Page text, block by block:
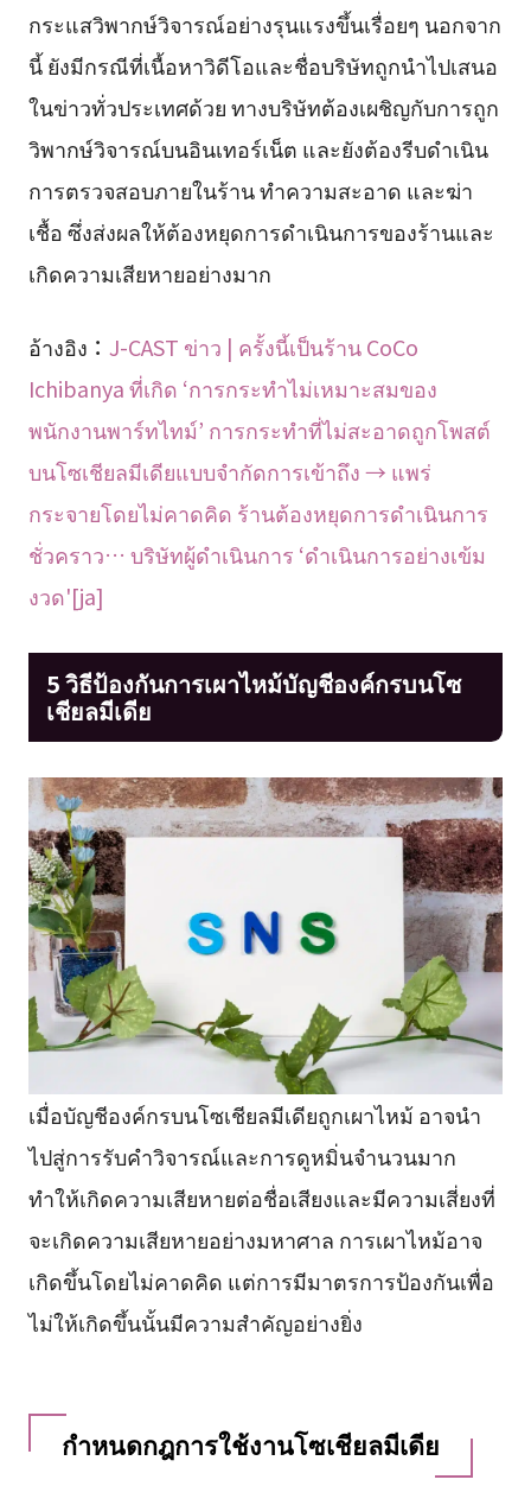
กระแสวิพากษ์วิจารณ์อย่างรุนแรงขึ้นเรื่อยๆ นอกจาก
นี้ ยังมีกรณีที่เนื้อหาวิดีโอและชื่อบริษัทถูกนำไปเสนอ
ในข่าวทั่วประเทศด้วย ทางบริษัทต้องเผชิญกับการถูก
วิพากษ์วิจารณ์บนอินเทอร์เน็ต และยังต้องรีบดำเนิน
การตรวจสอบภายในร้าน ทำความสะอาด และฆ่า
เชื้อ ซึ่งส่งผลให้ต้องหยุดการดำเนินการของร้านและ
เกิดความเสียหายอย่างมาก
อ้างอิง： J-CAST ข่าว | ครั้งนี้เป็นร้าน CoCo
Ichibanya ที่เกิด ‘การกระทำไม่เหมาะสมของ
พนักงานพาร์ทไทม์’ การกระทำที่ไม่สะอาดถูกโพสต์
บนโซเชียลมีเดียแบบจำกัดการเข้าถึง → แพร่
กระจายโดยไม่คาดคิด ร้านต้องหยุดการดำเนินการ
ชั่วคราว… บริษัทผู้ดำเนินการ ‘ดำเนินการอย่างเข้ม
งวด'[ja]
5 วิธีป้องกันการเผาไหม้บัญชีองค์กรบนโซ
เชียลมีเดีย
เมื่อบัญชีองค์กรบนโซเชียลมีเดียถูกเผาไหม้ อาจนำ
ไปสู่การรับคำวิจารณ์และการดูหมิ่นจำนวนมาก
ทำให้เกิดความเสียหายต่อชื่อเสียงและมีความเสี่ยงที่
จะเกิดความเสียหายอย่างมหาศาล การเผาไหม้อาจ
เกิดขึ้นโดยไม่คาดคิด แต่การมีมาตรการป้องกันเพื่อ
ไม่ให้เกิดขึ้นนั้นมีความสำคัญอย่างยิ่ง
กำหนดกฎการใช้งานโซเชียลมีเดีย